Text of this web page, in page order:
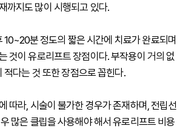
까지도 많이 시행되고 있다.
10~20분 정도의 짧은 시간에 치료가 완료되며
것이 유로리프트 장점이다. 부작용이 거의 없
적다는 것 또한 장점으로 꼽힌다.
따라, 시술이 불가한 경우가 존재하며, 전립선
많은 클립을 사용해야 해서 유로리프트 비용